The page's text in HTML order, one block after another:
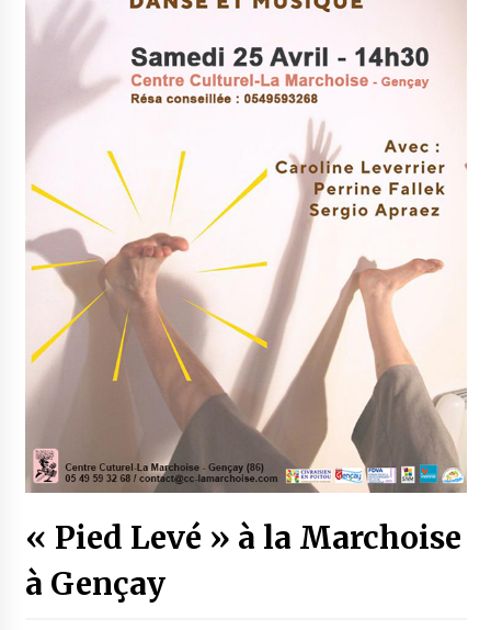
« Pied Levé » à la Marchoise
à Gençay